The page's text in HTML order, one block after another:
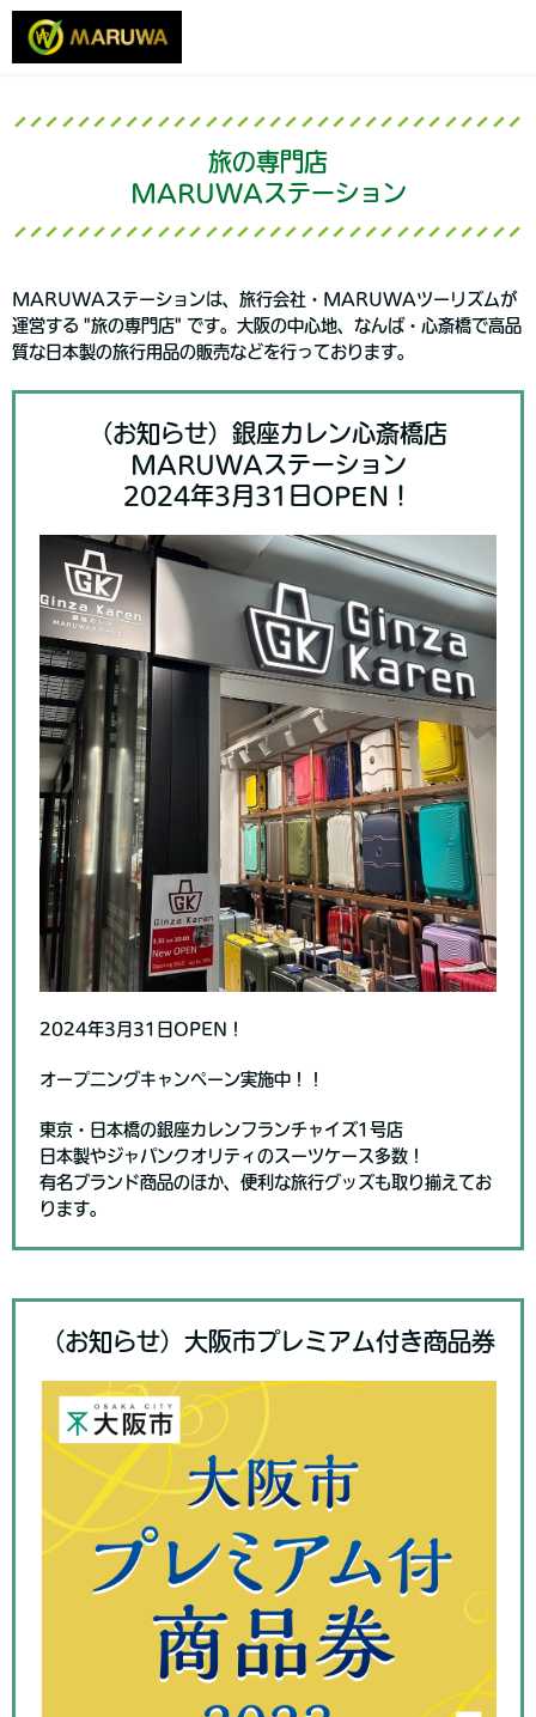
旅の専門店
MARUWAステーション
MARUWAステーションは、旅行会社・MARUWAツーリズムが
運営する "旅の専門店" です。大阪の中心地、なんば・心斎橋で高品
質な日本製の旅行用品の販売などを行っております。
（お知らせ）銀座カレン心斎橋店
MARUWAステーション
2024年3月31日OPEN！
2024年3月31日OPEN！
オープニングキャンペーン実施中！！
東京・日本橋の銀座カレンフランチャイズ1号店
日本製やジャパンクオリティのスーツケース多数！
有名ブランド商品のほか、便利な旅行グッズも取り揃えてお
ります。
（お知らせ）大阪市プレミアム付き商品券